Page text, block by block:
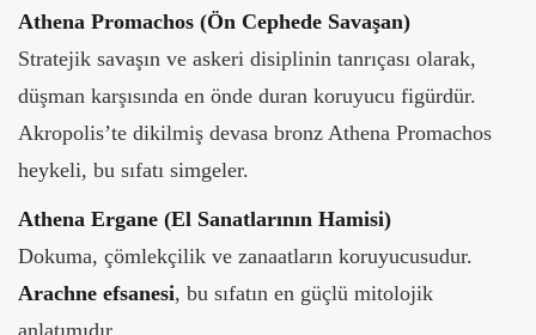
Athena Promachos (Ön Cephede Savaşan)
Stratejik savaşın ve askeri disiplinin tanrıçası olarak,
düşman karşısında en önde duran koruyucu figürdür.
Akropolis’te dikilmiş devasa bronz Athena Promachos
heykeli, bu sıfatı simgeler.
Athena Ergane (El Sanatlarının Hamisi)
Dokuma, çömlekçilik ve zanaatların koruyucusudur.
Arachne efsanesi, bu sıfatın en güçlü mitolojik
anlatımıdır.